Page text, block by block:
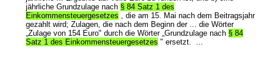
jährliche Grundzulage nach § 84 Satz 1 des
Einkommensteuergesetzes , die am 15. Mai nach dem Beitragsjahr
gezahlt wird; Zulagen, die nach dem Beginn der ... die Wörter
„Zulage von 154 Euro" durch die Wörter „Grundzulage nach § 84
Satz 1 des Einkommensteuergesetzes " ersetzt. ...